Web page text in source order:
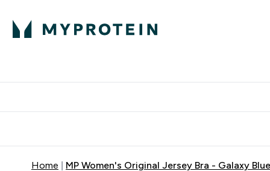
Home MP Women's Original Jersey Bra - Galaxy Blue